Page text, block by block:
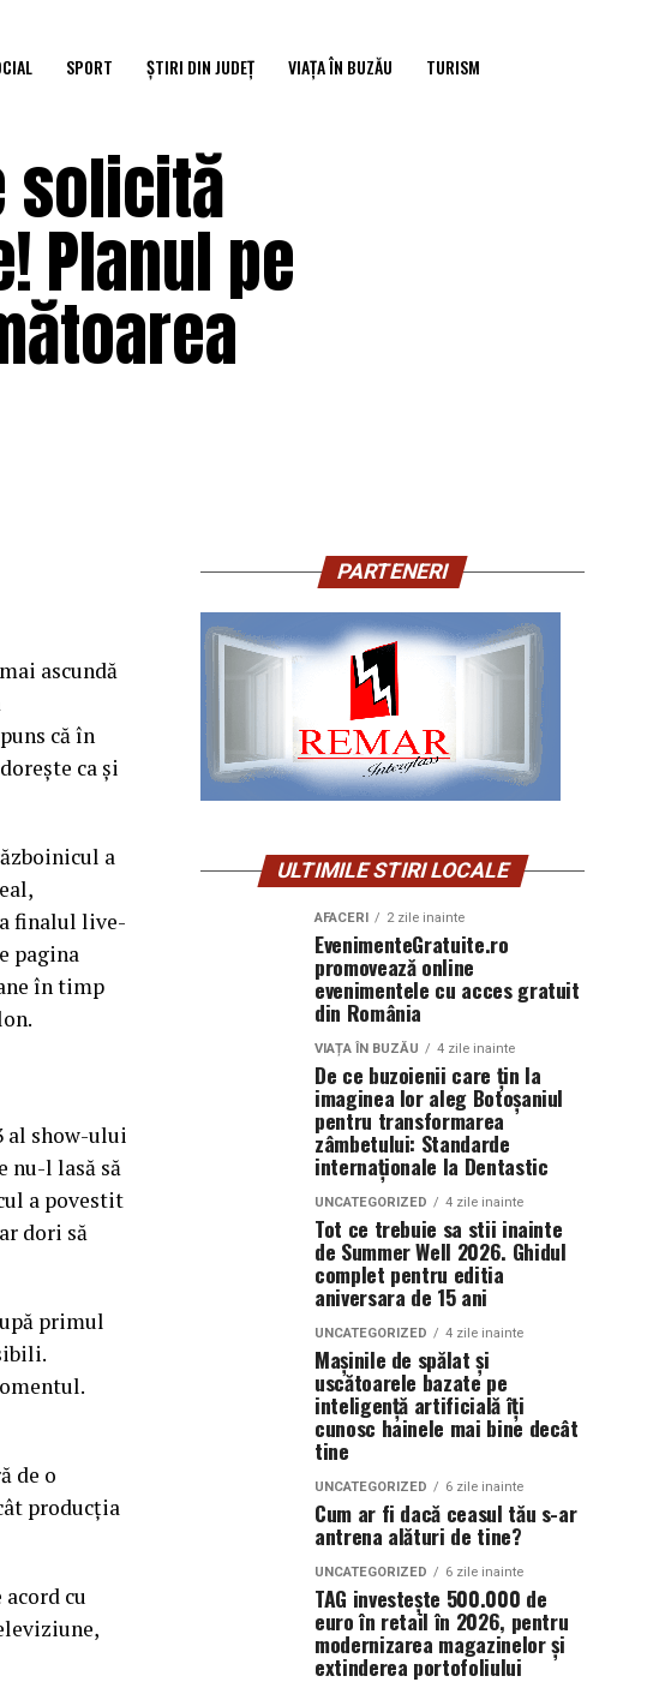
SPORT ȘTIRI DIN JUDEȚ VIAȚA ÎN BUZĂU TURISM
solicită
Planul pe
ascundă
că în
ca şi
a
finalul live-
pagina
în timp
al show-ului
nu-l lasă să
a povestit
dori să
primul
de o
producţia
cu
PARTENERI
ULTIMILE STIRI LOCALE
AFACERI 2 zile inainte
EvenimenteGratuite.ro
promovează online
evenimentele cu acces gratuit
din România
VIAȚA ÎN BUZĂU 4 zile inainte
De ce buzoienii care țin la
imaginea lor aleg Botoșaniul
pentru transformarea
zâmbetului: Standarde
internaționale la Dentastic
UNCATEGORIZED 4 zile inainte
Tot ce trebuie sa stii inainte
de Summer Well 2026. Ghidul
complet pentru editia
aniversara de 15 ani
UNCATEGORIZED 4 zile inainte
Mașinile de spălat și
uscătoarele bazate pe
inteligență artificială îți
cunosc hainele mai bine decât
tine
UNCATEGORIZED 6 zile inainte
Cum ar fi dacă ceasul tău s-ar
antrena alături de tine?
UNCATEGORIZED 6 zile inainte
TAG investește 500.000 de
euro în retail în 2026, pentru
modernizarea magazinelor și
extinderea portofoliului